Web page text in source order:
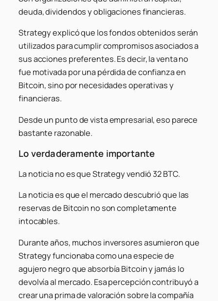
deuda, dividendos y obligaciones financieras.
Strategy explicó que los fondos obtenidos serán
utilizados para cumplir compromisos asociados a
sus acciones preferentes. Es decir, la venta no
fue motivada por una pérdida de confianza en
Bitcoin, sino por necesidades operativas y
financieras.
Desde un punto de vista empresarial, eso parece
bastante razonable.
Lo verdaderamente importante
La noticia no es que Strategy vendió 32 BTC.
La noticia es que el mercado descubrió que las
reservas de Bitcoin no son completamente
intocables.
Durante años, muchos inversores asumieron que
Strategy funcionaba como una especie de
agujero negro que absorbía Bitcoin y jamás lo
devolvía al mercado. Esa percepción contribuyó a
crear una prima de valoración sobre la compañía